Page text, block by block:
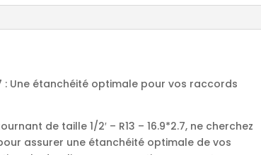
: Une étanchéité optimale pour vos raccords
de taille 1/2′ – R13 – 16.9*2.7, ne cherchez
assurer une étanchéité optimale de vos